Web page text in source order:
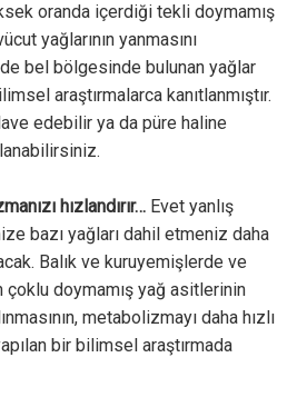
oranda içerdiği tekli doymamış
yağlarının yanmasını
bel bölgesinde bulunan yağlar
araştırmalarca kanıtlanmıştır.
edebilir ya da püre haline
hızlandırır…Evet yanlış
bazı yağları dahil etmeniz daha
Balık ve kuruyemişlerde ve
çoklu doymamış yağ asitlerinin
metabolizmayı daha hızlı
bir bilimsel araştırmada